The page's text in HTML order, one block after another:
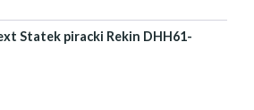
Statek piracki Rekin DHH61-